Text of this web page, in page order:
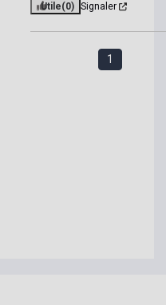
Utile(0) Signaler
1